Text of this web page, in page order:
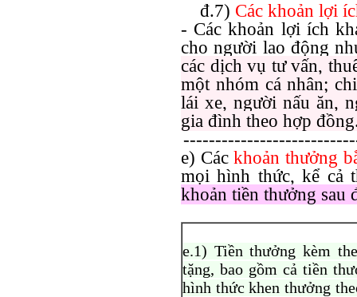
đ.7) Các khoản lợi
- Các khoản lợi ích
cho người lao động
các dịch vụ tư vấn,
một nhóm cá nhân;
lái xe, người nấu ăn,
gia đình theo hợp
e) Cáckhoản thưởng
mọi hình thức, kể cả
khoản tiền thưởng sau
e.1) Tiền thưởng kèm
tặng, bao gồm cả tiền
hình thức khen thưởng